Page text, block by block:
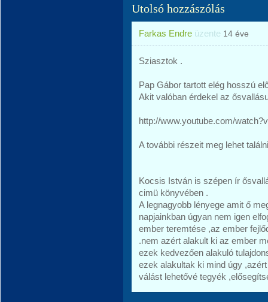
Utolsó hozzászólás
Farkas Endre üzente 14 éve
Sziasztok .
Pap Gábor tartott elég hosszú
Akit valóban érdekel az
http://www.youtube.com/
A további részeit meg lehet
Kocsis István is szépen ír
cimü könyvében .
A legnagyobb lényege amit ő
napjainkban úgyan nem igen
ember teremtése ,az ember
.nem azért alakult ki az ember
ezek kedvezően alakuló
ezek alakultak ki mind úgy
válást lehetővé tegyék